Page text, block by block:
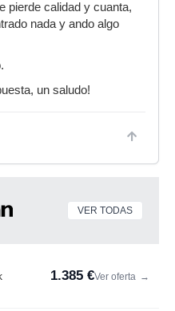
pierde calidad y cuanta,
nada y ando algo
un saludo!
VER TODAS
1.385 €Ver oferta →